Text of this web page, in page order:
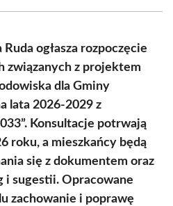
ogłasza rozpoczęcie
związanych z projektem
dla Gminy
lata 2026-2029 z
Konsultacje potrwają
roku, a mieszkańcy będą
się z dokumentem oraz
i sugestii. Opracowane
zachowanie i poprawę